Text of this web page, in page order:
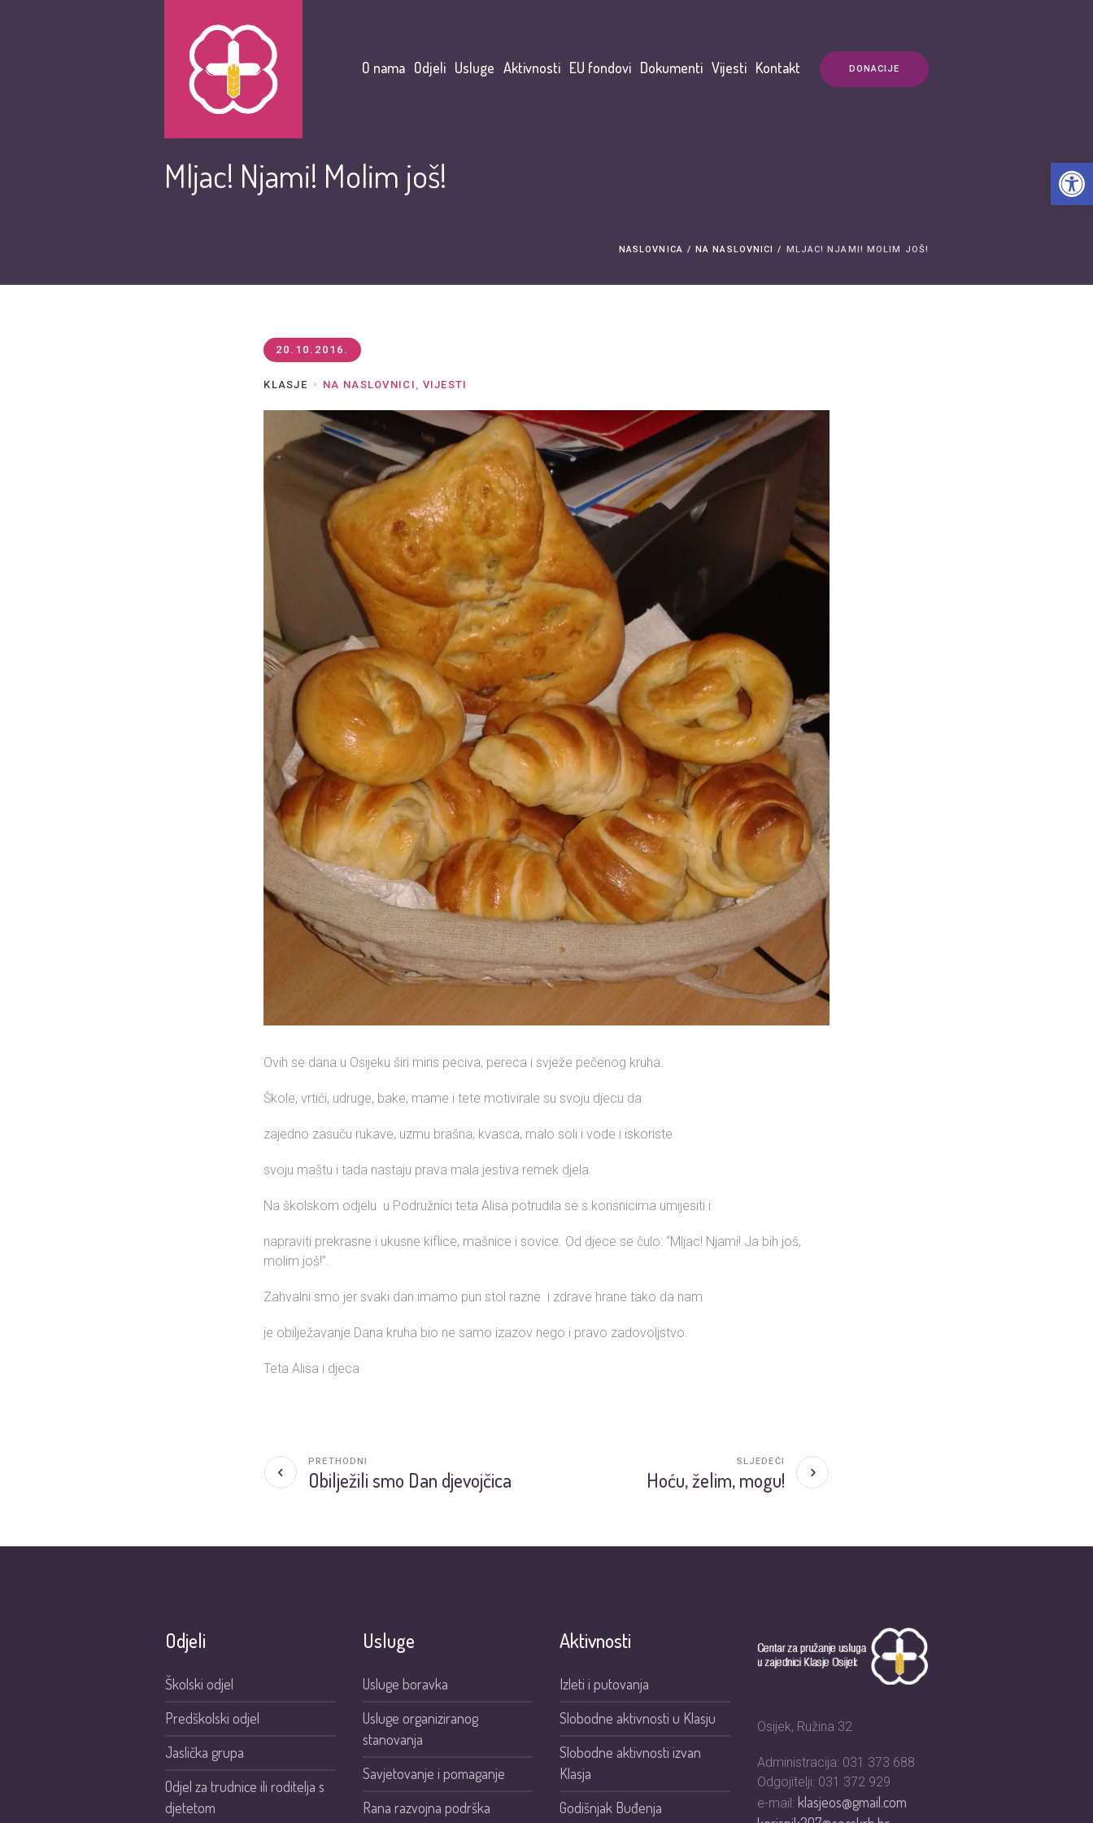
DONACIJE
O nama Odjeli Usluge Aktivnosti EU fondovi Dokumenti Vijesti Kontakt
Mljac! Njami! Molim još!
NASLOVNICA / NA NASLOVNICI / MLJAC! NJAMI! MOLIM JOŠ!
20.10.2016.
KLASJE NA NASLOVNICI , VIJESTI
Ovih se dana u Osijeku širi miris peciva, pereca i svježe pečenog kruha.
Škole, vrtići, udruge, bake, mame i tete motivirale su svoju djecu da
zajedno zasuču rukave, uzmu brašna, kvasca, malo soli i vode i iskoriste
svoju maštu i tada nastaju prava mala jestiva remek djela.
Na školskom odjelu u Podružnici teta Alisa potrudila se s korisnicima umijesiti i
napraviti prekrasne i ukusne kiflice, mašnice i sovice. Od djece se čulo: “Mljac! Njami! Ja bih još,
molim još!”.
Zahvalni smo jer svaki dan imamo pun stol razne i zdrave hrane tako da nam
je obilježavanje Dana kruha bio ne samo izazov nego i pravo zadovoljstvo.
Teta Alisa i djeca
Obilježili smo Dan djevojčica
PRETHODNI
Hoću, želim, mogu!
SLJEDEĆI
Odjeli
Školski odjel
Predškolski odjel
Jaslička grupa
Odjel za trudnice ili roditelja s
djetetom
Usluge
Usluge boravka
Usluge organiziranog
stanovanja
Savjetovanje i pomaganje
Rana razvojna podrška
Aktivnosti
Izleti i putovanja
Slobodne aktivnosti u Klasju
Slobodne aktivnosti izvan
Klasja
Godišnjak Buđenja
Osijek, Ružina 32
Administracija: 031 373 688
Odgojitelji: 031 372 929
e-mail: klasjeos@gmail.com